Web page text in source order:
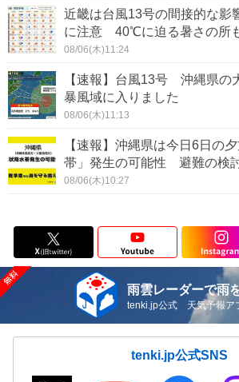
近畿は台風13号の間接的な
に注意 40℃に迫る暑さの所
08/06(木)11:24
【速報】台風13号 沖縄県の
暴風域に入りました
08/06(木)11:13
【速報】沖縄県は今日6日の
帯」発生の可能性 避難の検
08/06(木)10:27
雨雲レーダーで雨
tenki.jp公式 天気予報ア
tenki.jp公式SNS